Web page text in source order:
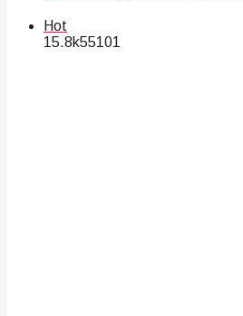
Hot
15.8k55101